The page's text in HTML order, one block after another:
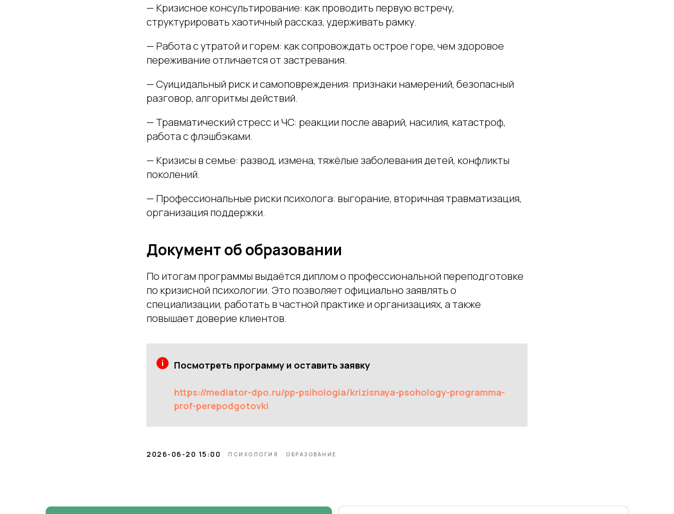
— Кризисное консультирование: как проводить первую встречу,
структурировать хаотичный рассказ, удерживать рамку.
— Работа с утратой и горем: как сопровождать острое горе, чем здоровое
переживание отличается от застревания.
— Суицидальный риск и самоповреждения: признаки намерений, безопасный
разговор, алгоритмы действий.
— Травматический стресс и ЧС: реакции после аварий, насилия, катастроф,
работа с флэшбэками.
— Кризисы в семье: развод, измена, тяжёлые заболевания детей, конфликты
поколений.
— Профессиональные риски психолога: выгорание, вторичная травматизация,
организация поддержки.
Документ об образовании
По итогам программы выдаётся диплом о профессиональной переподготовке
по кризисной психологии. Это позволяет официально заявлять о
специализации, работать в частной практике и организациях, а также
повышает доверие клиентов.
Посмотреть программу и оставить заявку
https://mediator-dpo.ru/pp-psihologia/krizisnaya-psohology-programma-
prof-perepodgotovki
2026-06-20 15:00 ПСИХОЛОГИЯ ОБРАЗОВАНИЕ